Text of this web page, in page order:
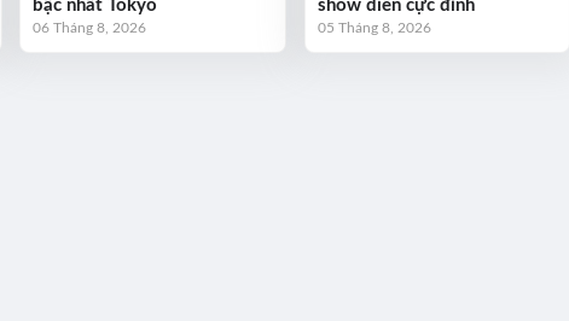
bậc nhất Tokyo
06 Tháng 8, 2026
show diễn cực đỉnh
05 Tháng 8, 2026